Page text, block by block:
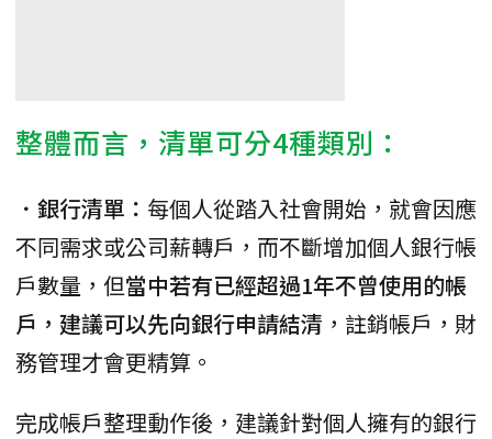
整體而言，清單可分4種類別：
．銀行清單： 每個人從踏入社會開始，就會因應
不同需求或公司薪轉戶，而不斷增加個人銀行帳
戶數量，但當中若有已經超過1年不曾使用的帳
戶，建議可以先向銀行申請結清 ，註銷帳戶，財
務管理才會更精算。
完成帳戶整理動作後，建議針對個人擁有的銀行